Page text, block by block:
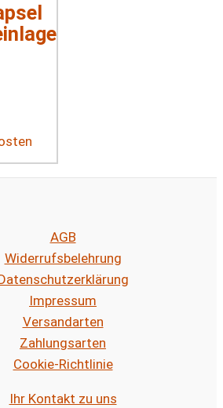
AGB
Widerrufsbelehrung
Impressum
Versandarten
Zahlungsarten
Cookie-Richtlinie
Ihr Kontakt zu uns